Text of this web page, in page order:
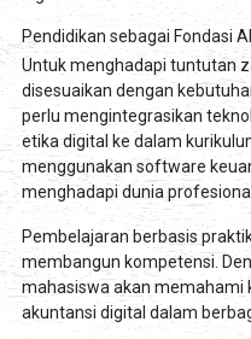
Pendidikan sebagai Fondasi
Untuk menghadapi tuntutan
disesuaikan dengan
perlu mengintegrasikan
etika digital ke dalam
menggunakan software
menghadapi dunia
Pembelajaran berbasis
membangun kompetensi.
mahasiswa akan memahami
akuntansi digital dalam